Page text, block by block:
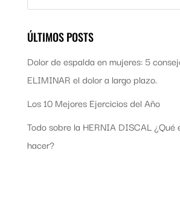
ÚLTIMOS POSTS
Dolor de espalda en mujeres: 5
ELIMINAR el dolor a largo plazo.
Los 10 Mejores Ejercicios del Año
Todo sobre la HERNIA DISCAL
hacer?